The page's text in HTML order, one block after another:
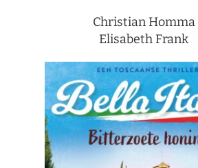
Christian Homma
Elisabeth Frank